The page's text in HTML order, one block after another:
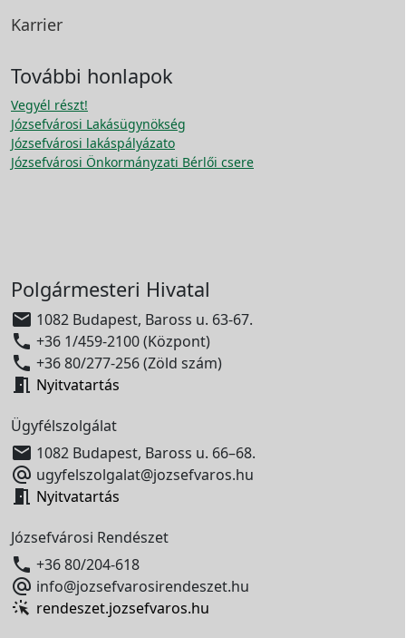
Karrier
További honlapok
Vegyél részt!
Józsefvárosi Lakásügynökség
Józsefvárosi lakáspályázato
Józsefvárosi Önkormányzati Bérlői csere
Polgármesteri Hivatal
 1082 Budapest, Baross u. 63-67.
 +36 1/459-2100 (Központ)
 +36 80/277-256 (Zöld szám)
 Nyitvatartás
Ügyfélszolgálat
 1082 Budapest, Baross u. 66–68.
 ugyfelszolgalat@jozsefvaros.hu
 Nyitvatartás
Józsefvárosi Rendészet
 +36 80/204-618
 info@jozsefvarosirendeszet.hu
rendeszet.jozsefvaros.hu